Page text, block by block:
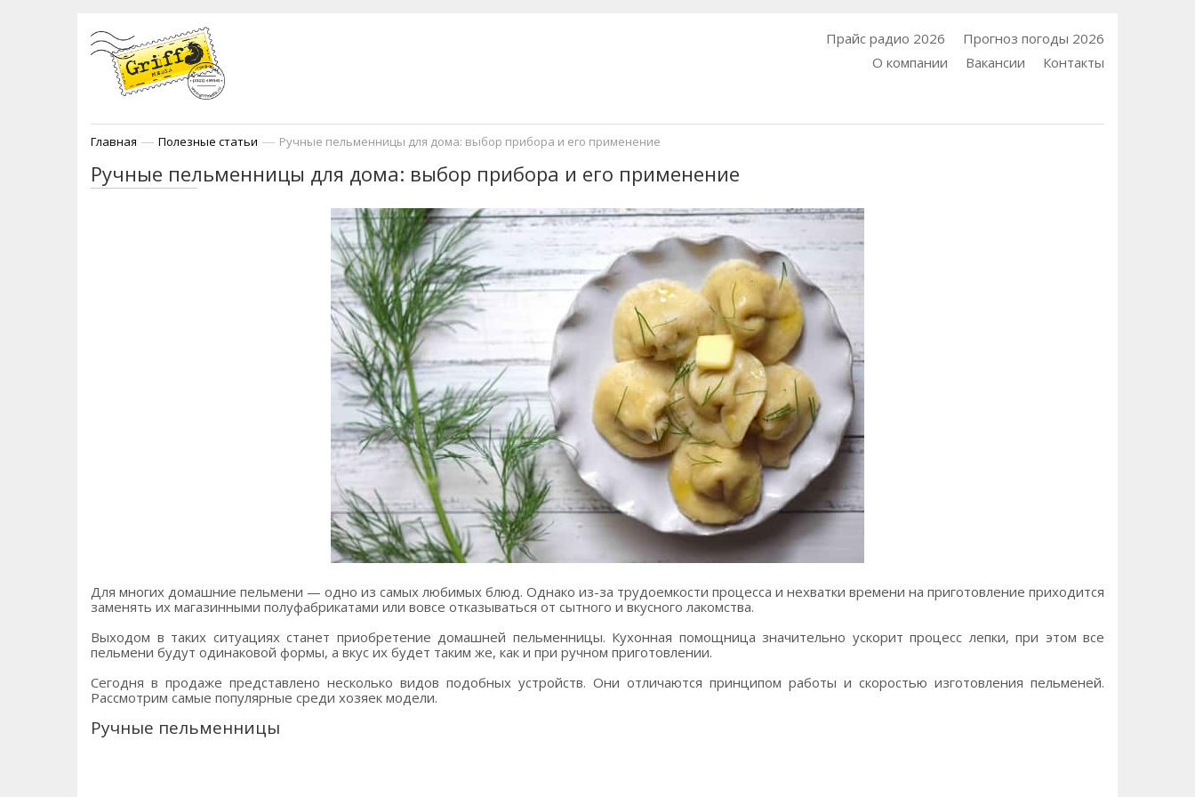
Прайс радио 2026
Прогноз погоды 2026
О компании
Вакансии Контакты
Главная — Полезные статьи — Ручные пельменницы для дома: выбор прибора и его применение
Ручные пельменницы для дома: выбор прибора и его применение
Для многих домашние пельмени — одно из самых любимых блюд. Однако из-за трудоемкости процесса и нехватки времени на приготовление приходится
заменять их магазинными полуфабрикатами или вовсе отказываться от сытного и вкусного лакомства.
Выходом в таких ситуациях станет приобретение домашней пельменницы. Кухонная помощница значительно ускорит процесс лепки, при этом все
пельмени будут одинаковой формы, а вкус их будет таким же, как и при ручном приготовлении.
Сегодня в продаже представлено несколько видов подобных устройств. Они отличаются принципом работы и скоростью изготовления пельменей.
Рассмотрим самые популярные среди хозяек модели.
Ручные пельменницы